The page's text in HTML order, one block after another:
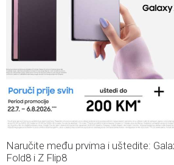
Naručite među prvima i uštedite:
Fold8 i Z Flip8